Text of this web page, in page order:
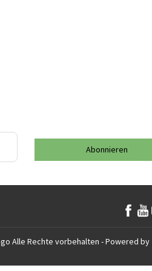
Abonnieren
Alle Rechte vorbehalten - Powered by